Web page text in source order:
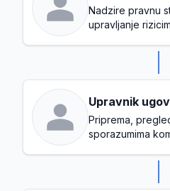
Nadzire pravnu
upravljanje
Upravnik
Priprema,
sporazumima